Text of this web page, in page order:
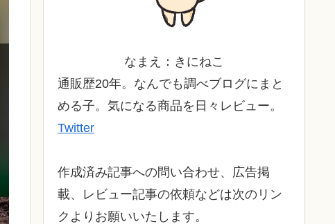
なまえ：きにねこ
通販歴20年。なんでも調べブログにまと
める子。気になる商品を日々レビュー。
Twitter
作成済み記事への問い合わせ、広告掲
載、レビュー記事の依頼などは次のリン
クよりお願いいたします。